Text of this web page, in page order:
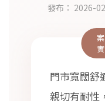
發布： 2026-
門市寬闊舒
親切有耐性